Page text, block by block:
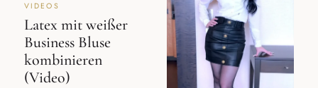
VIDEOS
Latex mit weißer
Business Bluse
kombinieren
(Video)